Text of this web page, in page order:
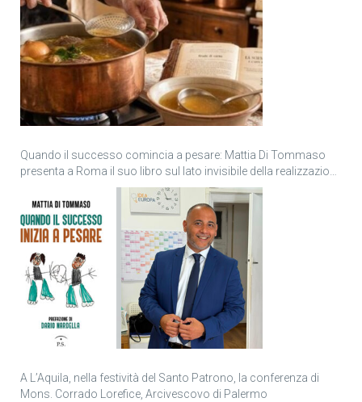
Quando il successo comincia a pesare: Mattia Di Tommaso
presenta a Roma il suo libro sul lato invisibile della realizzazione
A L’Aquila, nella festività del Santo Patrono, la conferenza di
Mons. Corrado Lorefice, Arcivescovo di Palermo